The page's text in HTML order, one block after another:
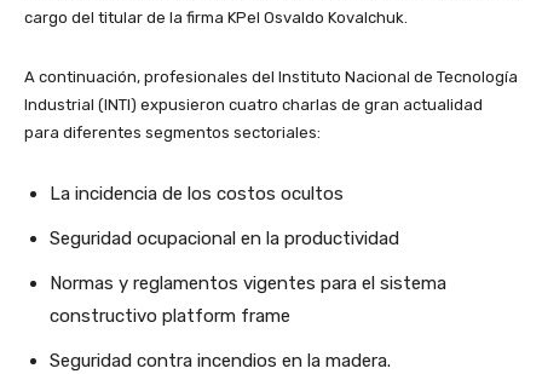
cargo del titular de la firma KPel Osvaldo Kovalchuk.
A continuación, profesionales del Instituto Nacional de Tecnología
Industrial (INTI) expusieron cuatro charlas de gran actualidad
para diferentes segmentos sectoriales:
La incidencia de los costos ocultos
Seguridad ocupacional en la productividad
Normas y reglamentos vigentes para el sistema
constructivo platform frame
Seguridad contra incendios en la madera.